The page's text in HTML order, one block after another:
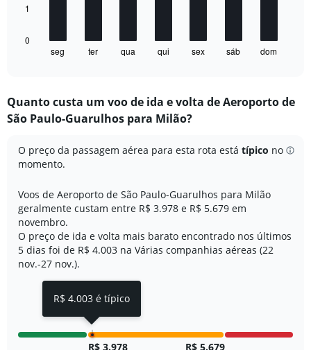
20.
chart
Range:
7
The
chart
has
Y
axis
displaying
values.
Range:
0
seg ter qua qui sex sáb dom
0
1
Quanto custa um voo de ida e volta de Aeroporto de
São Paulo-Guarulhos para Milão?
O preço da passagem aérea para esta rota está típico no
momento.
Voos de Aeroporto de São Paulo-Guarulhos para Milão
geralmente custam entre R$ 3.978 e R$ 5.679 em
novembro.
O preço de ida e volta mais barato encontrado nos últimos
5 dias foi de R$ 4.003 na Várias companhias aéreas (22
nov.-27 nov.).
R$ 3.978 R$ 5.679
R$ 4.003 é típico